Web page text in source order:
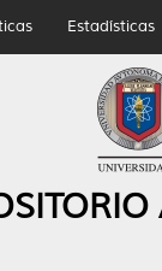
Estadísticas